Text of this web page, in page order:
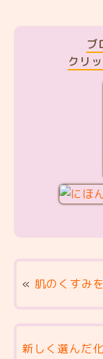
ブ
クリ
« 肌のくすみ
新しく選んだ